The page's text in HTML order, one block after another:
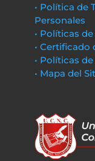
• Política de
Personales
• Políticas
• Certificado
• Políticas
• Mapa del